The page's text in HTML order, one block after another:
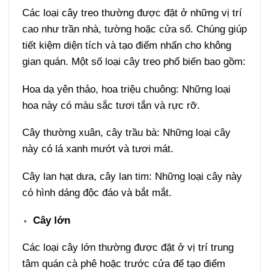
Các loại cây treo thường được đặt ở những vị trí
cao như trần nhà, tường hoặc cửa sổ. Chúng giúp
tiết kiệm diện tích và tạo điểm nhấn cho không
gian quán. Một số loại cây treo phổ biến bao gồm:
Hoa dạ yên thảo, hoa triệu chuông: Những loại
hoa này có màu sắc tươi tắn và rực rỡ.
Cây thường xuân, cây trầu bà: Những loại cây
này có lá xanh mướt và tươi mát.
Cây lan hạt dưa, cây lan tim: Những loại cây này
có hình dáng độc đáo và bắt mắt.
Cây lớn
Các loại cây lớn thường được đặt ở vị trí trung
tâm quán cà phê hoặc trước cửa để tạo điểm